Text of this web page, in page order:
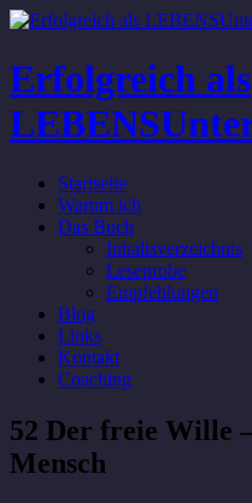
Erfolgreich als
Startseite
Warum ich
Das Buch
Inhaltsverzeichnis
Leseprobe
Empfehlungen
Blog
Links
Kontakt
Coaching
52 Der freie Wille
Mensch